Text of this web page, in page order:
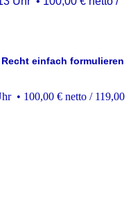
einfach formulieren
• 100,00 € netto / 119,00